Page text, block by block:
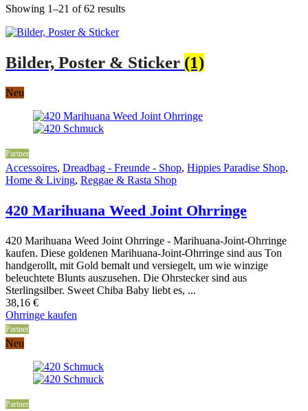
Showing 1–21 of 62 results
Bilder, Poster & Sticker (1)
Neu
Partner
Accessoires, Dreadbag - Freunde - Shop, Hippies Paradise Shop,
Home & Living, Reggae & Rasta Shop
420 Marihuana Weed Joint Ohrringe
420 Marihuana Weed Joint Ohrringe - Marihuana-Joint-Ohrringe
kaufen. Diese goldenen Marihuana-Joint-Ohrringe sind aus Ton
handgerollt, mit Gold bemalt und versiegelt, um wie winzige
beleuchtete Blunts auszusehen. Die Ohrstecker sind aus
Sterlingsilber. Sweet Chiba Baby liebt es, ...
38,16 €
Ohrringe kaufen
Partner
Neu
Partner